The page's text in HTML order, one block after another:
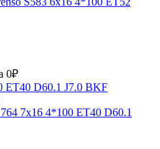
0₽
7x16 4*100 ET40 D60.1